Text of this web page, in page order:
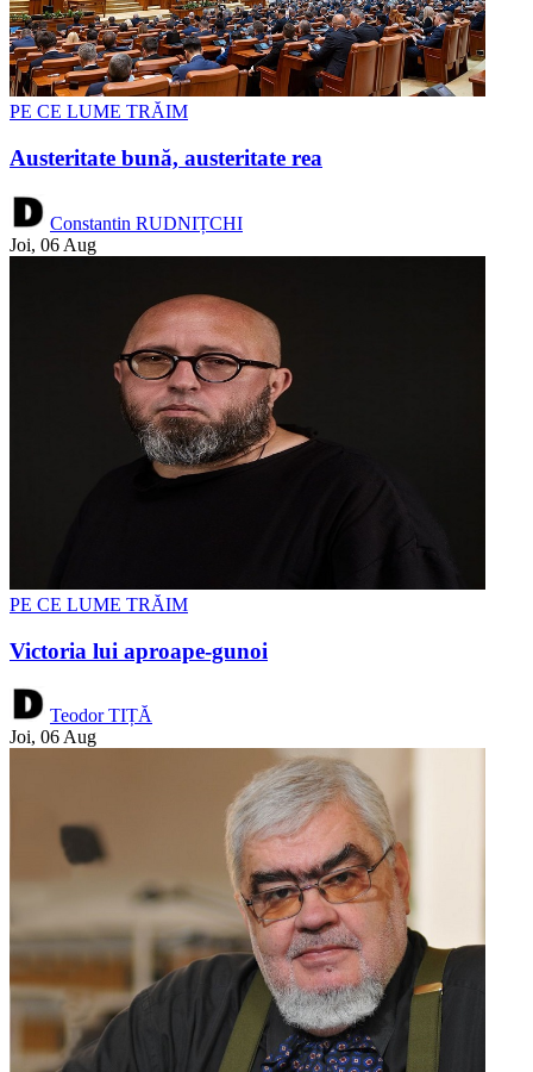
PE CE LUME TRĂIM
Austeritate bună, austeritate rea
Constantin RUDNIȚCHI
Joi, 06 Aug
PE CE LUME TRĂIM
Victoria lui aproape-gunoi
Teodor TIȚĂ
Joi, 06 Aug